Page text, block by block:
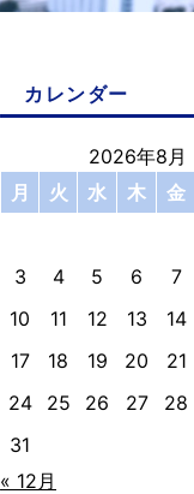
カレンダー
2026年8月
月
火 水 木 金
3
4 5 6 7
10
11 12 13 14
17
18 19 20 21
24
25 26 27 28
31
« 12月